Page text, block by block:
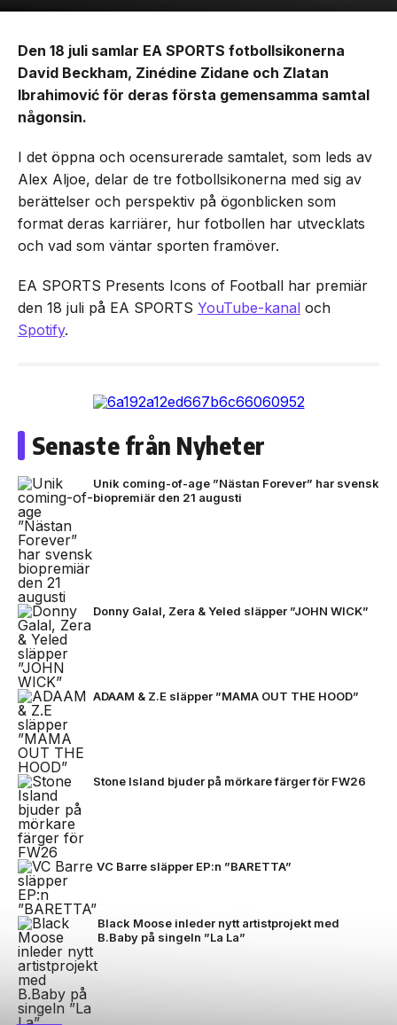
Den 18 juli samlar EA SPORTS fotbollsikonerna
David Beckham, Zinédine Zidane och Zlatan
Ibrahimović för deras första gemensamma samtal
någonsin.
I det öppna och ocensurerade samtalet, som leds av
Alex Aljoe, delar de tre fotbollsikonerna med sig av
berättelser och perspektiv på ögonblicken som
format deras karriärer, hur fotbollen har utvecklats
och vad som väntar sporten framöver.
EA SPORTS Presents Icons of Football har premiär
den 18 juli på EA SPORTS YouTube-kanal och
Spotify.
Senaste från Nyheter
Unik coming-of-age ”Nästan Forever” har svensk
biopremiär den 21 augusti
Donny Galal, Zera & Yeled släpper ”JOHN WICK”
ADAAM & Z.E släpper ”MAMA OUT THE HOOD”
Stone Island bjuder på mörkare färger för FW26
VC Barre släpper EP:n ”BARETTA”
Black Moose inleder nytt artistprojekt med
B.Baby på singeln ”La La”